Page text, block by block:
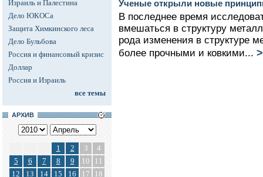
Израиль и Палестина
Дело ЮКОСа
Защита Химкинского леса
Дело Бульбова
Россия и финансовый кризис
Доллар
Россия и Израиль
все темы
АРХИВ
1 2 3
4
5
6 7 8 9 10
11
12
13 14 15 16 17
18
Ученые открыли новые
В последнее время
вмешаться в структуру
рода изменения в структуре
более прочными и ковкими...